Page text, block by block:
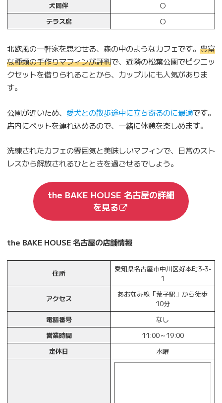
犬同伴
〇
テラス席
〇
北欧風の一軒家を思わせる、森の中のようなカフェです。 豊富
な種類の手作りマフィンが評判で、近隣の松葉公園でピクニッ
クセットを借りられることから、カップルにも人気がありま
す。
公園が近いため、 愛犬との散歩途中に立ち寄るのに最適です。
店内にペットを連れ込めるので、一緒に休憩を楽しめます。
洗練されたカフェの雰囲気と美味しいマフィンで、日常のスト
レスから解放されるひとときを過ごせるでしょう。
the BAKE HOUSE 名古屋の詳細
を見る
the BAKE HOUSE 名古屋の店舗情報
住所
愛知県名古屋市中川区好本町3-3-
1
アクセス
あおなみ線「荒子駅」から徒歩
10分
電話番号
なし
営業時間
11:00～19:00
定休日
水曜